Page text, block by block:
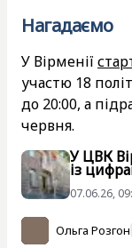
Нагадаємо
У Вірменії
участю 18
до 20:00, а
червня.
У ЦВК
із
07.06.26,
Ольга Розгон